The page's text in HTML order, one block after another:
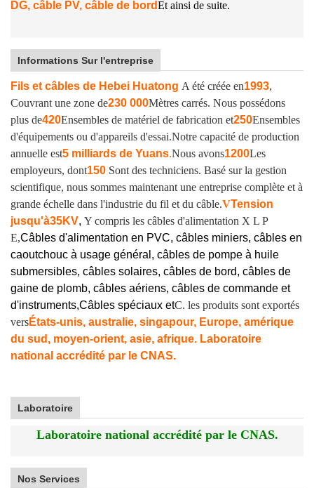
DG, câble PV, câble de bordEt ainsi de suite.
Informations Sur l'entreprise
Fils et câbles de Hebei Huatong A été créée en1993,
Couvrant une zone de230 000Mètres carrés. Nous possédons
plus de420Ensembles de matériel de fabrication et250Ensembles
d'équipements ou d'appareils d'essai.Notre capacité de production
annuelle est5 milliards de Yuans.Nous avons1200Les
employeurs, dont150 Sont des techniciens. Basé sur la gestion
scientifique, nous sommes maintenant une entreprise complète et à
grande échelle dans l'industrie du fil et du câble.VTension
jusqu'à35KV, Y compris les câbles d'alimentation X L P
E,Câbles d'alimentation en PVC, câbles miniers, câbles en
caoutchouc à usage général, câbles de pompe à huile
submersibles, câbles solaires, câbles de bord, câbles de
gaine de plomb, câbles aériens, câbles de commande et
d'instruments,Câbles spéciaux etC. les produits sont exportés
versÉtats-unis, australie, singapour, Europe, amérique
du sud, moyen-orient, asie, afrique. Laboratoire
national accrédité par le CNAS.
Laboratoire
Laboratoire national accrédité par le CNAS.
Nos Services